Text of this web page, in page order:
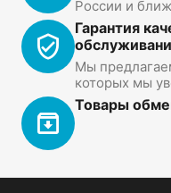
России и
Гарантия
Мы
которых мы
Товары